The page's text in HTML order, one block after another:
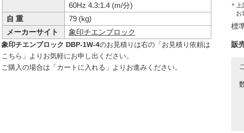
＊
お
標
販
60Hz 4.3:1.4 (m/分)
自 重
79 (kg)
メーカーサイト
象印チエンブロック
象印チエンブロック DBP-1W-4のお見積りは右の「お見積り依頼は
こちら」よりお気軽にお申し出ください。
ご購入の場合は「カートに入れる」よりお進みください。